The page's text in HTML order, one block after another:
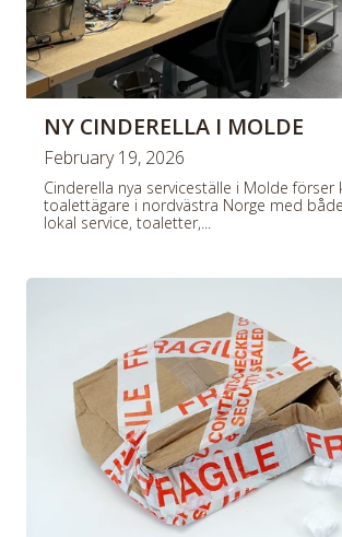
NY CINDERELLA I MOLDE
February 19, 2026
Cinderella nya serviceställe i Molde förser
toalettägare i nordvästra Norge med
lokal service, toaletter,...